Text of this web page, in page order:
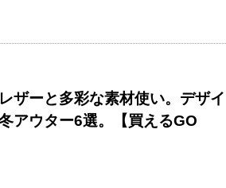
ザーと多彩な素材使い。デザイ
アウター6選。【買えるGO